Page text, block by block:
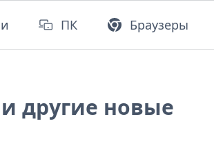
ПК Браузеры
другие новые